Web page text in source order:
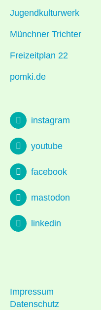
Jugendkulturwerk
Münchner Trichter
Freizeitplan 22
pomki.de
instagram
youtube
facebook
mastodon
linkedin
Impressum
Datenschutz